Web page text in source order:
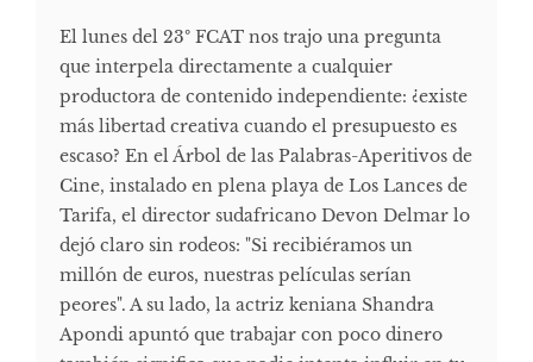
El lunes del 23º FCAT nos trajo una pregunta
que interpela directamente a cualquier
productora de contenido independiente: ¿existe
más libertad creativa cuando el presupuesto es
escaso? En el Árbol de las Palabras-Aperitivos de
Cine, instalado en plena playa de Los Lances de
Tarifa, el director sudafricano Devon Delmar lo
dejó claro sin rodeos: "Si recibiéramos un
millón de euros, nuestras películas serían
peores". A su lado, la actriz keniana Shandra
Apondi apuntó que trabajar con poco dinero